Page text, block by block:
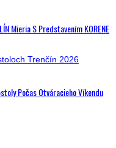
Mieria S Predstavením KORENE
Počas Otváracieho Víkendu